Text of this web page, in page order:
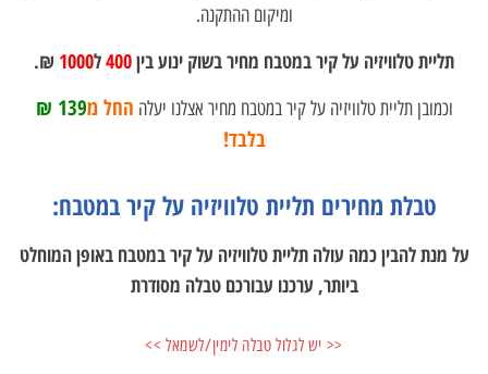
ומיקום ההתקנה.
תליית טלוויזיה על קיר במטבח מחיר בשוק ינוע בין400ל1000
₪.
וכמובן תליית טלוויזיה על קיר במטבח מחיר אצלנו יעלה החל מ139 ₪
בלבד!
טבלת מחירים תליית טלוויזיה על קיר במטבח:
על מנת להבין כמה עולה תליית טלוויזיה על קיר במטבח באופן המוחלט
ביותר, ערכנו עבורכם טבלה מסודרת
<< יש לגלול טבלה לימין/לשמאל >>